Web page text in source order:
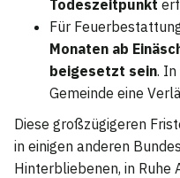
Todeszeitpunkt
Für
Monaten ab
beigesetzt sein. In
Gemeinde eine
Diese großzügigeren
in einigen anderen
Hinterbliebenen, in Ruhe